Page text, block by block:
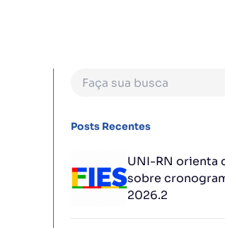
Posts Recentes
UNI-RN orienta
sobre
2026.2